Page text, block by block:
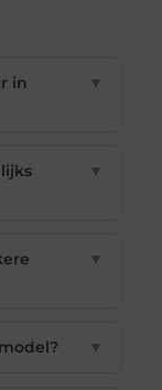
in
▼
▼
▼
▼